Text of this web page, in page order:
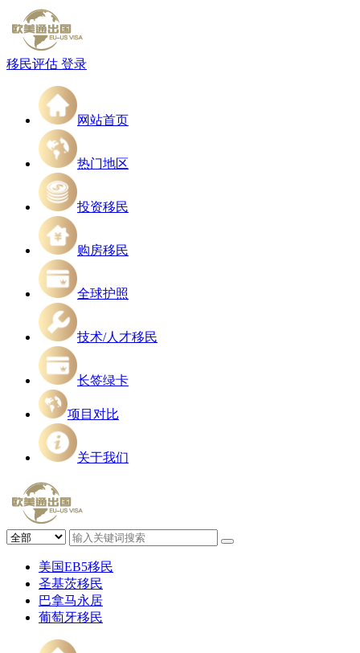
移民评估 登录
网站首页
热门地区
投资移民
购房移民
全球护照
技术/人才移民
长签绿卡
项目对比
关于我们
美国EB5移民
圣基茨移民
巴拿马永居
葡萄牙移民